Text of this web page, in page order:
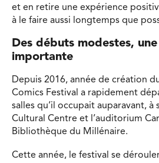
et en retire une expérience
à le faire aussi longtemps que
Des débuts modestes,
importante
Depuis 2016, année de création
Comics Festival a rapidement
salles qu’il occupait auparavant, à
Cultural Centre et l’auditorium
Bibliothèque du Millénaire.
Cette année, le festival se